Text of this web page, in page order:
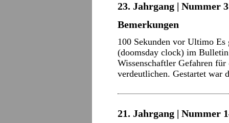
23. Jahrgang | Nummer
Bemerkungen
100 Sekunden vor Ultimo
(doomsday clock) im
Wissenschaftler Gefahren
verdeutlichen. Gestartet
21. Jahrgang | Nummer